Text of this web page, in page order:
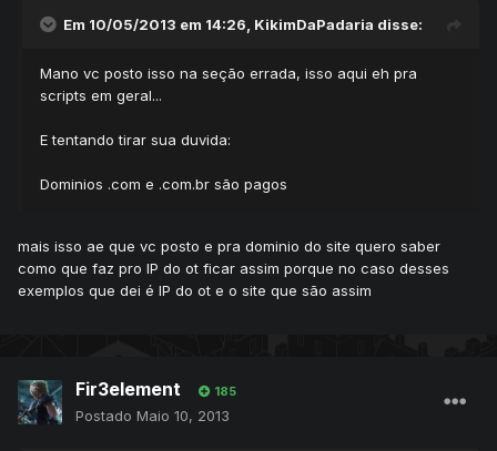
Em 10/05/2013 em 14:26, KikimDaPadaria disse:
Mano vc posto isso na seção errada, isso aqui eh pra
scripts em geral...
E tentando tirar sua duvida:
Dominios .com e .com.br são pagos
mais isso ae que vc posto e pra dominio do site quero saber
como que faz pro IP do ot ficar assim porque no caso desses
exemplos que dei é IP do ot e o site que são assim
Fir3element 185
Postado Maio 10, 2013